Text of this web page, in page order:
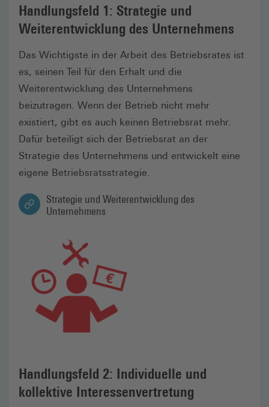
Handlungsfeld 1: Strategie und
Weiterentwicklung des Unternehmens
Das Wichtigste in der Arbeit des Betriebsrates ist
es, seinen Teil für den Erhalt und die
Weiterentwicklung des Unternehmens
beizutragen. Wenn der Betrieb nicht mehr
existiert, gibt es auch keinen Betriebsrat mehr.
Dafür beteiligt sich der Betriebsrat an der
Strategie des Unternehmens und entwickelt eine
eigene Betriebsratsstrategie.
Strategie und Weiterent­wicklung des
Unternehmens
Handlungsfeld 2: Individuelle und
kollektive Interessenvertretung